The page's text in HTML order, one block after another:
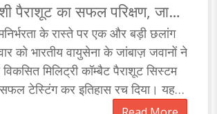
पैराशूट का सफल परिक्षण, जानें
के रास्ते पर एक और बड़ी छलांग
को भारतीय वायुसेना के जांबाज़ जवानों ने
मिलिट्री कॉम्बैट पैराशूट सिस्टम
टेस्टिंग कर इतिहास रच दिया। यह